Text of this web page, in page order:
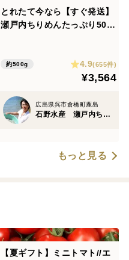
とれたて今なら【すぐ発送】
瀬戸内ちりめんたっぷり500
が絶妙賞味期限60日 最短明
約500g 4.9(655件)
¥3,564
広島県呉市倉橋町鹿島
石野水産 瀬戸内ちりめん ひじき
もっと見る
【夏ギフト】ミニトマト//エ